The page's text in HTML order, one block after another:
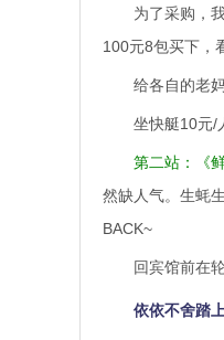
为了采购，
100元8包买下，
给各自的老
坐快艇10元/
第二站：《
然缺人气。生蚝
BACK~
回宾馆前在
依依不舍踏